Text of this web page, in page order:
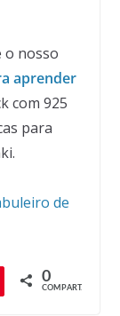
o nosso
aprender
com 925
para
de
0
COMPART.